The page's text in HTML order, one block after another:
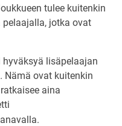
tulee kuitenkin
jotka ovat
lisäpelaajan
Nämä ovat kuitenkin
aina